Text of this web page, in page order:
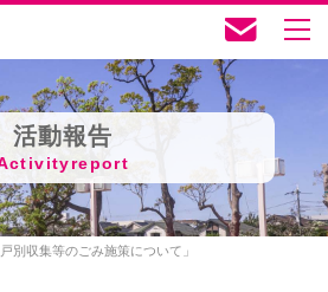
活動報告
別収集等のごみ施策について」